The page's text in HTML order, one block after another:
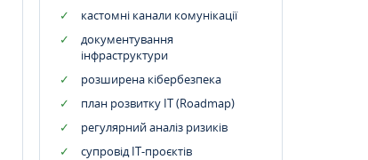
кастомні канали комунікації
документування
інфраструктури
розширена кібербезпека
план розвитку IT (Roadmap)
регулярний аналіз ризиків
супровід ІТ-проєктів